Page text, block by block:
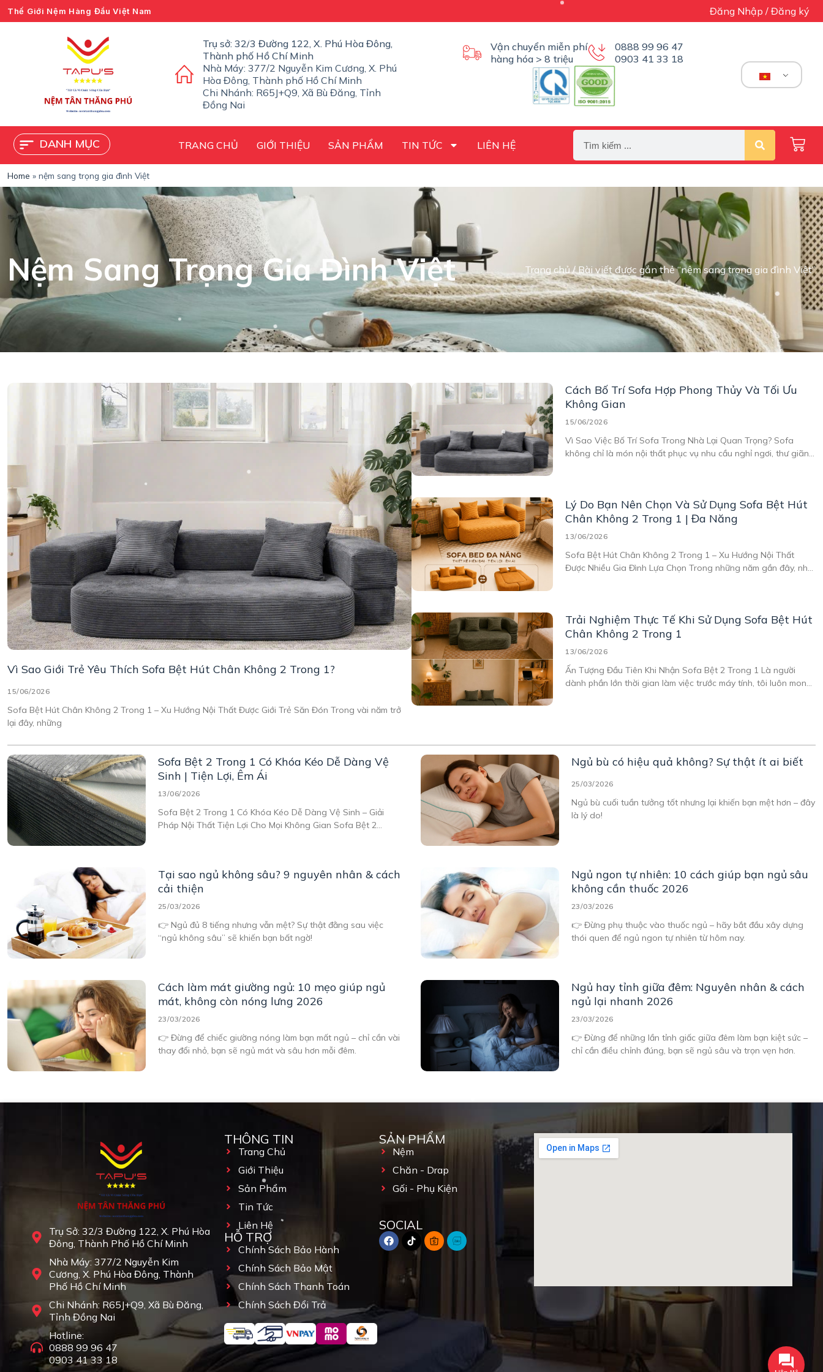
C
h
h
ầ
n
ộ
i
d
u
n
g
Thế Giới Nệm Hàng Đầu Việt Nam Đăng Nhập / Đăng ký
Trụ sở: 32/3 Đường 122, X. Phú Hòa Đông,
Thành phố Hồ Chí Minh
Nhà Máy: 377/2 Nguyễn Kim Cương, X. Phú
Hòa Đông, Thành phố Hồ Chí Minh
Chi Nhánh: R65J+Q9, Xã Bù Đăng, Tỉnh
Đồng Nai
Vận chuyển miễn phí
hàng hóa > 8 triệu
0888 99 96 47
0903 41 33 18
DANH MỤC TRANG CHỦ GIỚI THIỆU SẢN PHẨM TIN TỨC LIÊN HỆ
Home » nệm sang trọng gia đình Việt
Nệm Sang Trọng Gia Đình Việt Trang chủ/ Bài viết được gắn thẻ “nệm sang trọng gia đình Việt”
Vì Sao Giới Trẻ Yêu Thích Sofa Bệt Hút Chân Không 2 Trong 1?
15/06/2026
Sofa Bệt Hút Chân Không 2 Trong 1 – Xu Hướng Nội Thất Được Giới Trẻ Săn Đón Trong vài năm trở
lại đây, những
Cách Bố Trí Sofa Hợp Phong Thủy Và Tối Ưu
Không Gian
15/06/2026
Vì Sao Việc Bố Trí Sofa Trong Nhà Lại Quan Trọng? Sofa
không chỉ là món nội thất phục vụ nhu cầu nghỉ ngơi, thư giãn
Lý Do Bạn Nên Chọn Và Sử Dụng Sofa Bệt Hút
Chân Không 2 Trong 1 | Đa Năng
13/06/2026
Sofa Bệt Hút Chân Không 2 Trong 1 – Xu Hướng Nội Thất
Được Nhiều Gia Đình Lựa Chọn Trong những năm gần đây, nhu
Trải Nghiệm Thực Tế Khi Sử Dụng Sofa Bệt Hút
Chân Không 2 Trong 1
13/06/2026
Ấn Tượng Đầu Tiên Khi Nhận Sofa Bệt 2 Trong 1 Là người
dành phần lớn thời gian làm việc trước máy tính, tôi luôn mong
Sofa Bệt 2 Trong 1 Có Khóa Kéo Dễ Dàng Vệ
Sinh | Tiện Lợi, Êm Ái
13/06/2026
Sofa Bệt 2 Trong 1 Có Khóa Kéo Dễ Dàng Vệ Sinh – Giải
Pháp Nội Thất Tiện Lợi Cho Mọi Không Gian Sofa Bệt 2
Ngủ bù có hiệu quả không? Sự thật ít ai biết
25/03/2026
Ngủ bù cuối tuần tưởng tốt nhưng lại khiến bạn mệt hơn – đây
là lý do!
Tại sao ngủ không sâu? 9 nguyên nhân & cách
cải thiện
25/03/2026
👉 Ngủ đủ 8 tiếng nhưng vẫn mệt? Sự thật đằng sau việc
“ngủ không sâu” sẽ khiến bạn bất ngờ!
Ngủ ngon tự nhiên: 10 cách giúp bạn ngủ sâu
không cần thuốc 2026
23/03/2026
👉 Đừng phụ thuộc vào thuốc ngủ – hãy bắt đầu xây dựng
thói quen để ngủ ngon tự nhiên từ hôm nay.
Cách làm mát giường ngủ: 10 mẹo giúp ngủ
mát, không còn nóng lưng 2026
23/03/2026
👉 Đừng để chiếc giường nóng làm bạn mất ngủ – chỉ cần vài
thay đổi nhỏ, bạn sẽ ngủ mát và sâu hơn mỗi đêm.
Ngủ hay tỉnh giữa đêm: Nguyên nhân & cách
ngủ lại nhanh 2026
23/03/2026
👉 Đừng để những lần tỉnh giấc giữa đêm làm bạn kiệt sức –
chỉ cần điều chỉnh đúng, bạn sẽ ngủ sâu và trọn vẹn hơn.
Trụ Sở: 32/3 Đường 122, X. Phú Hòa
Đông, Thành Phố Hồ Chí Minh
Nhà Máy: 377/2 Nguyễn Kim
Cương, X. Phú Hòa Đông, Thành
Phố Hồ Chí Minh
Chi Nhánh: R65J+Q9, Xã Bù Đăng,
Tỉnh Đồng Nai
Hotline:
0888 99 96 47
0903 41 33 18
THÔNG TIN
Trang Chủ
Giới Thiệu
Sản Phẩm
Tin Tức
Liên Hệ
HỖ TRỢ
Chính Sách Bảo Hành
Chính Sách Bảo Mật
Chính Sách Thanh Toán
Chính Sách Đổi Trả
SẢN PHẨM
Nệm
Chăn - Drap
Gối - Phụ Kiện
SOCIAL